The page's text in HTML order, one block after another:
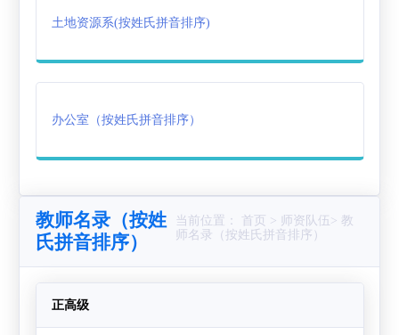
土地资源系(按姓氏拼音排序)
办公室（按姓氏拼音排序）
教师名录（按姓
氏拼音排序）
当前位置： 首页 > 师资队伍> 教
师名录（按姓氏拼音排序）
正高级